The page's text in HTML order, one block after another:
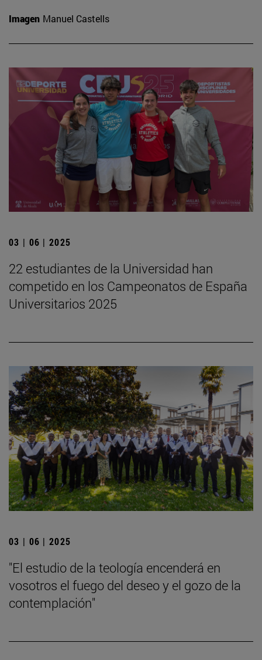
Imagen Manuel Castells
03 | 06 | 2025
22 estudiantes de la Universidad han
competido en los Campeonatos de España
Universitarios 2025
03 | 06 | 2025
"El estudio de la teología encenderá en
vosotros el fuego del deseo y el gozo de la
contemplación"